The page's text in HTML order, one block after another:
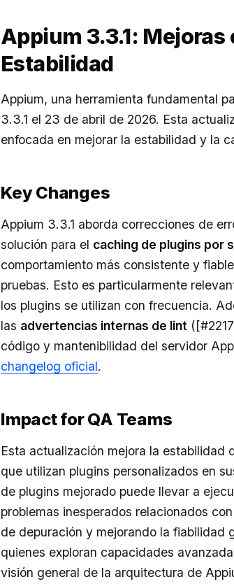
Appium 3.3.1:
Estabilidad
Appium, una herramienta fundamental
3.3.1 el 23 de abril de 2026. Esta
enfocada en mejorar la estabilidad y la
Key Changes
Appium 3.3.1 aborda correcciones de
solución para el caching de plugins por
comportamiento más consistente y
pruebas. Esto es particularmente
los plugins se utilizan con frecuencia.
las advertencias internas de lint
código y mantenibilidad del servidor
changelog oficial.
Impact for QA Teams
Esta actualización mejora la estabilidad
que utilizan plugins personalizados en
de plugins mejorado puede llevar a
problemas inesperados relacionados
de depuración y mejorando la fiabilidad
quienes exploran capacidades
visión general de la arquitectura de